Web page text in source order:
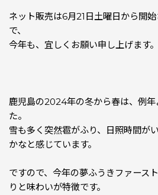
ネット販売は6月21日土曜日から開
で、
今年も、宜しくお願い申し上げます。
鹿児島の2024年の冬から春は、例
た。
雪も多く突然雹がふり、日照時間が
かなと感じています。
ですので、今年の夢ふうきファース
りと味わいが特徴です。